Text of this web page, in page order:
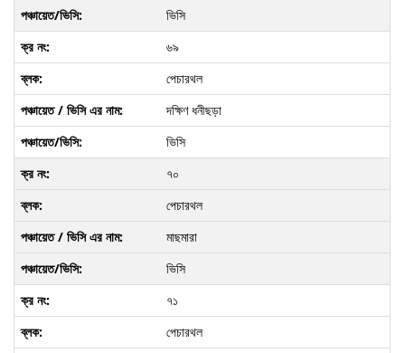
ভিসি
৬৯
পেচারথল
দক্ষিণ ধনীছড়া
ভিসি
৭০
পেচারথল
মাছমারা
ভিসি
৭১
পেচারথল